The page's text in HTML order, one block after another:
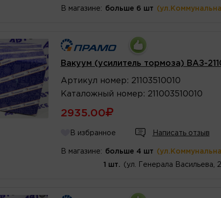
В магазине: больше 6 шт
Вакуум (усилитель тормоза) ВАЗ-
Артикул номер : 21103510010
Каталожный номер : 211003510010
2935.00
В избранное Написать отзыв
В магазине: больше 4 шт
1 шт. (ул. Генерала Васильева,